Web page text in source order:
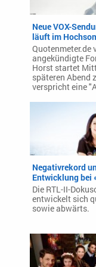
Neue VOX-
läuft im
Quotenmeter.de
angekündigte
Horst startet
späteren Abend
verspricht eine
Negativrekord
Entwicklung bei
Die RTL-II-
entwickelt sich
sowie abwärts.